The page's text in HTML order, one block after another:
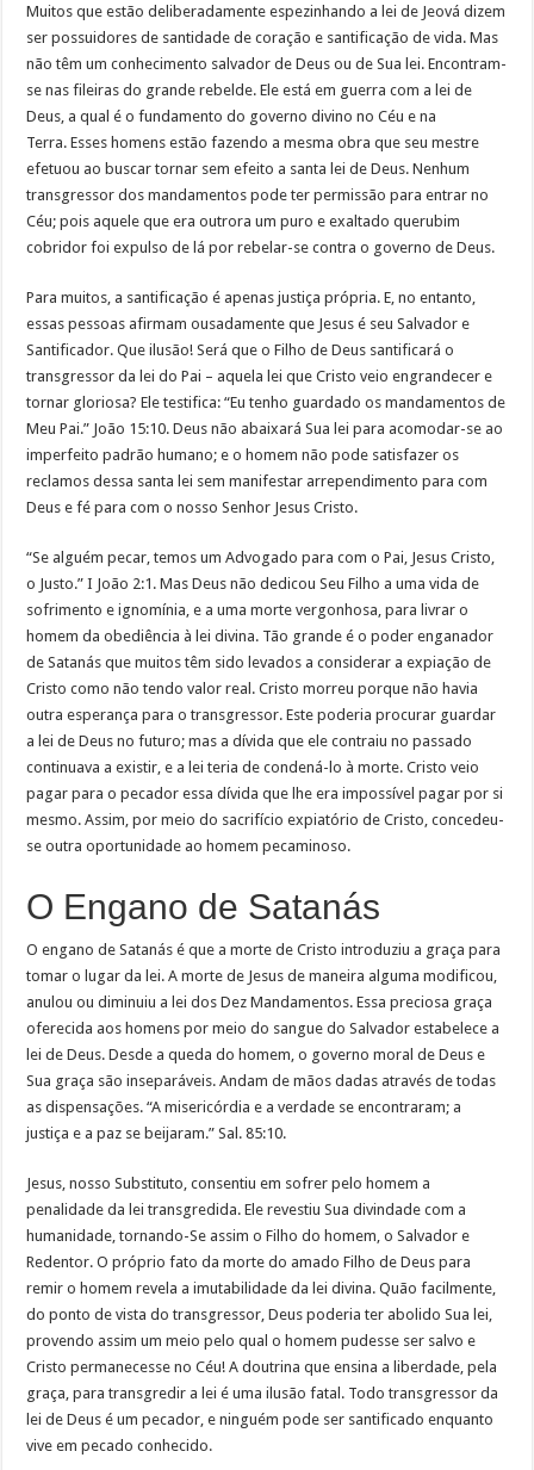
Muitos que estão deliberadamente espezinhando a lei de Jeová dizem
ser possuidores de santidade de coração e santificação de vida. Mas
não têm um conhecimento salvador de Deus ou de Sua lei. Encontram-
se nas fileiras do grande rebelde. Ele está em guerra com a lei de
Deus, a qual é o fundamento do governo divino no Céu e na
Terra.Esses homens estão fazendo a mesma obra que seu mestre
efetuou ao buscar tornar sem efeito a santa lei de Deus. Nenhum
transgressor dos mandamentos pode ter permissão para entrar no
Céu; pois aquele que era outrora um puro e exaltado querubim
cobridor foi expulso de lá por rebelar-se contra o governo de Deus.
Para muitos, a santificação é apenas justiça própria. E, no entanto,
essas pessoas afirmam ousadamente que Jesus é seu Salvador e
Santificador. Que ilusão! Será que o Filho de Deus santificará o
transgressor da lei do Pai – aquela lei que Cristo veio engrandecer e
tornar gloriosa? Ele testifica: “Eu tenho guardado os mandamentos de
Meu Pai.” João 15:10. Deus não abaixará Sua lei para acomodar-se ao
imperfeito padrão humano; e o homem não pode satisfazer os
reclamos dessa santa lei sem manifestar arrependimento para com
Deus e fé para com o nosso Senhor Jesus Cristo.
“Se alguém pecar, temos um Advogado para com o Pai, Jesus Cristo,
o Justo.” I João 2:1. Mas Deus não dedicou Seu Filho a uma vida de
sofrimento e ignomínia, e a uma morte vergonhosa, para livrar o
homem da obediência à lei divina. Tão grande é o poder enganador
de Satanás que muitos têm sido levados a considerar a expiação de
Cristo como não tendo valor real. Cristo morreu porque não havia
outra esperança para o transgressor. Este poderia procurar guardar
a lei de Deus no futuro; mas a dívida que ele contraiu no passado
continuava a existir, e a lei teria de condená-lo à morte. Cristo veio
pagar para o pecador essa dívida que lhe era impossível pagar por si
mesmo. Assim, por meio do sacrifício expiatório de Cristo, concedeu-
se outra oportunidade ao homem pecaminoso.
O Engano de Satanás
O engano de Satanás é que a morte de Cristo introduziu a graça para
tomar o lugar da lei. A morte de Jesus de maneira alguma modificou,
anulou ou diminuiu a lei dos Dez Mandamentos. Essa preciosa graça
oferecida aos homens por meio do sangue do Salvador estabelece a
lei de Deus. Desde a queda do homem, o governo moral de Deus e
Sua graça são inseparáveis. Andam de mãos dadas através de todas
as dispensações. “A misericórdia e a verdade se encontraram; a
justiça e a paz se beijaram.” Sal. 85:10.
Jesus, nosso Substituto, consentiu em sofrer pelo homem a
penalidade da lei transgredida. Ele revestiu Sua divindade com a
humanidade, tornando-Se assim o Filho do homem, o Salvador e
Redentor. O próprio fato da morte do amado Filho de Deus para
remir o homem revela a imutabilidade da lei divina. Quão facilmente,
do ponto de vista do transgressor, Deus poderia ter abolido Sua lei,
provendo assim um meio pelo qual o homem pudesse ser salvo e
Cristo permanecesse no Céu! A doutrina que ensina a liberdade, pela
graça, para transgredir a lei é uma ilusão fatal. Todo transgressor da
lei de Deus é um pecador, e ninguém pode ser santificado enquanto
vive em pecado conhecido.